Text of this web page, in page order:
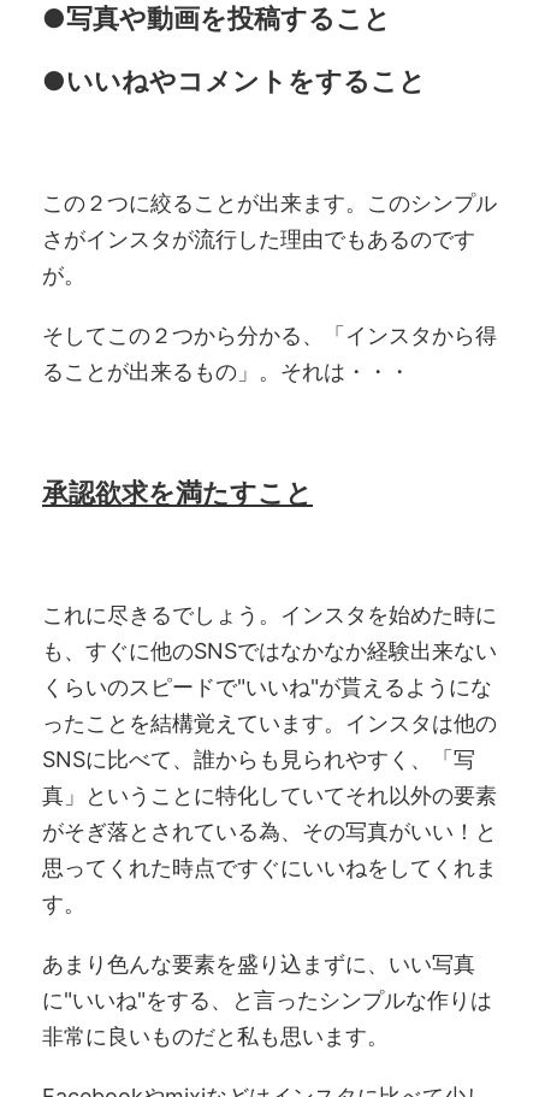
●写真や動画を投稿すること
●いいねやコメントをすること
この２つに絞ることが出来ます。このシンプル
さがインスタが流行した理由でもあるのです
が。
そしてこの２つから分かる、「インスタから得
ることが出来るもの」。それは・・・
承認欲求を満たすこと
これに尽きるでしょう。インスタを始めた時に
も、すぐに他のSNSではなかなか経験出来ない
くらいのスピードで"いいね"が貰えるようにな
ったことを結構覚えています。インスタは他の
SNSに比べて、誰からも見られやすく、「写
真」ということに特化していてそれ以外の要素
がそぎ落とされている為、その写真がいい！と
思ってくれた時点ですぐにいいねをしてくれま
す。
あまり色んな要素を盛り込まずに、いい写真
に"いいね"をする、と言ったシンプルな作りは
非常に良いものだと私も思います。